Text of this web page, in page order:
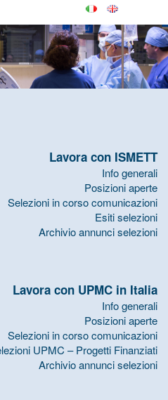
Lavora con ISMETT
Info generali
Posizioni aperte
Selezioni in corso comunicazioni
Esiti selezioni
Archivio annunci selezioni
Lavora con UPMC in Italia
Info generali
Posizioni aperte
Selezioni in corso comunicazioni
UPMC – Progetti Finanziati
Archivio annunci selezioni